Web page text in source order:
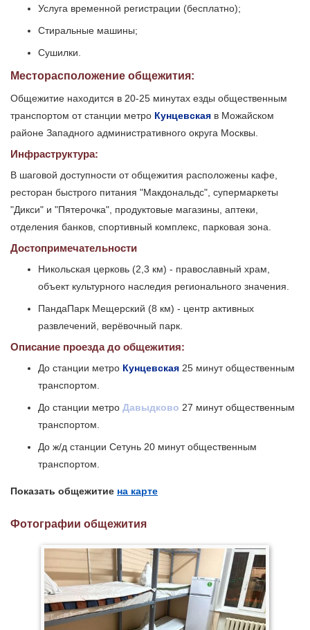
Услуга временной регистрации (бесплатно);
Стиральные машины;
Сушилки.
Месторасположение общежития:
Общежитие находится в 20-25 минутах езды общественным
транспортом от станции метро Кунцевская в Можайском
районе Западного административного округа Москвы.
Инфраструктура:
В шаговой доступности от общежития расположены кафе,
ресторан быстрого питания "Макдональдс", супермаркеты
"Дикси" и "Пятерочка", продуктовые магазины, аптеки,
отделения банков, спортивный комплекс, парковая зона.
Достопримечательности
Никольская церковь (2,3 км) - православный храм,
объект культурного наследия регионального значения.
ПандаПарк Мещерский (8 км) - центр активных
развлечений, верёвочный парк.
Описание проезда до общежития:
До станции метро Кунцевская 25 минут общественным
транспортом.
До станции метро Давыдково 27 минут общественным
транспортом.
До ж/д станции Сетунь 20 минут общественным
транспортом.
Показать общежитие на карте
Фотографии общежития